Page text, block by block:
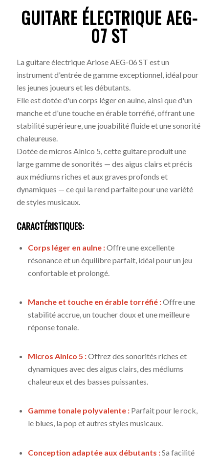
GUITARE ÉLECTRIQUE AEG-
07 ST
La guitare électrique Ariose AEG-06 ST est un
instrument d'entrée de gamme exceptionnel, idéal pour
les jeunes joueurs et les débutants.
Elle est dotée d'un corps léger en aulne, ainsi que d'un
manche et d'une touche en érable torréfié, offrant une
stabilité supérieure, une jouabilité fluide et une sonorité
chaleureuse.
Dotée de micros Alnico 5, cette guitare produit une
large gamme de sonorités — des aigus clairs et précis
aux médiums riches et aux graves profonds et
dynamiques — ce qui la rend parfaite pour une variété
de styles musicaux.
CARACTÉRISTIQUES:
Corps léger en aulne :Offre une excellente
résonance et un équilibre parfait, idéal pour un jeu
confortable et prolongé.
Manche et touche en érable torréfié :Offre une
stabilité accrue, un toucher doux et une meilleure
réponse tonale.
Micros Alnico 5 :Offrez des sonorités riches et
dynamiques avec des aigus clairs, des médiums
chaleureux et des basses puissantes.
Gamme tonale polyvalente :Parfait pour le rock,
le blues, la pop et autres styles musicaux.
Conception adaptée aux débutants :Sa facilité